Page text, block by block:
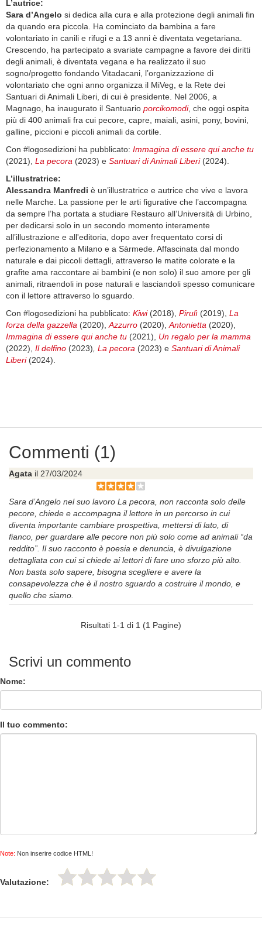
L’autrice:
Sara d’Angelo si dedica alla cura e alla protezione degli animali fin
da quando era piccola. Ha cominciato da bambina a fare
volontariato in canili e rifugi e a 13 anni è diventata vegetariana.
Crescendo, ha partecipato a svariate campagne a favore dei diritti
degli animali, è diventata vegana e ha realizzato il suo
sogno/progetto fondando Vitadacani, l’organizzazione di
volontariato che ogni anno organizza il MiVeg, e la Rete dei
Santuari di Animali Liberi, di cui è presidente. Nel 2006, a
Magnago, ha inaugurato il Santuario porcikomodi, che oggi ospita
più di 400 animali fra cui pecore, capre, maiali, asini, pony, bovini,
galline, piccioni e piccoli animali da cortile.
Con #logosedizioni ha pubblicato: Immagina di essere qui anche tu
(2021), La pecora (2023) e Santuari di Animali Liberi(2024).
L’illustratrice:
Alessandra Manfredi è un’illustratrice e autrice che vive e lavora
nelle Marche. La passione per le arti figurative che l’accompagna
da sempre l’ha portata a studiare Restauro all’Università di Urbino,
per dedicarsi solo in un secondo momento interamente
all’illustrazione e all'editoria, dopo aver frequentato corsi di
perfezionamento a Milano e a Sàrmede. Affascinata dal mondo
naturale e dai piccoli dettagli, attraverso le matite colorate e la
grafite ama raccontare ai bambini (e non solo) il suo amore per gli
animali, ritraendoli in pose naturali e lasciandoli spesso comunicare
con il lettore attraverso lo sguardo.
Con #logosedizioni ha pubblicato: Kiwi (2018), Pirulì (2019), La
forza della gazzella (2020),Azzurro (2020),Antonietta (2020),
Immagina di essere qui anche tu (2021), Un regalo per la mamma
(2022), Il delfino (2023), La pecora (2023) e Santuari di Animali
Liberi(2024).
Commenti (1)
Agata il 27/03/2024
Sara d’Angelo nel suo lavoro La pecora, non racconta solo delle
pecore, chiede e accompagna il lettore in un percorso in cui
diventa importante cambiare prospettiva, mettersi di lato, di
fianco, per guardare alle pecore non più solo come ad animali “da
reddito”. Il suo racconto è poesia e denuncia, è divulgazione
dettagliata con cui si chiede ai lettori di fare uno sforzo più alto.
Non basta solo sapere, bisogna scegliere e avere la
consapevolezza che è il nostro sguardo a costruire il mondo, e
quello che siamo.
Risultati 1-1 di 1 (1 Pagine)
Scrivi un commento
Nome:
Il tuo commento:
Note: Non inserire codice HTML!
Valutazione: